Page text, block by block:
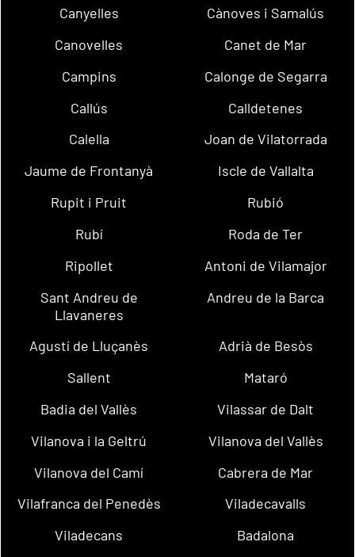
Canyelles
Cànoves i Samalús
Canovelles
Canet de Mar
Campins
Calonge de Segarra
Callús
Calldetenes
Calella
Joan de Vilatorrada
Jaume de Frontanyà
Iscle de Vallalta
Rupit i Pruit
Rubió
Rubí
Roda de Ter
Ripollet
Antoni de Vilamajor
Sant Andreu de
Llavaneres
Andreu de la Barca
Agustí de Lluçanès
Adrià de Besòs
Sallent
Mataró
Badia del Vallès
Vilassar de Dalt
Vilanova i la Geltrú
Vilanova del Vallès
Vilanova del Camí
Cabrera de Mar
Vilafranca del Penedès
Viladecavalls
Viladecans
Badalona